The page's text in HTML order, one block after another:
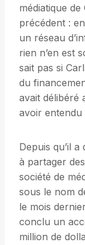
médiatique
précédent :
un réseau
rien n’en est
sait pas si
du
avait délibéré
avoir entendu
Depuis qu’il
à partager
société de
sous le nom
le mois
conclu un
million de